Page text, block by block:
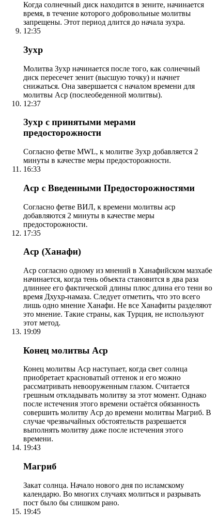
Когда солнечный диск находится в зените, начинается
время, в течение которого добровольные молитвы
запрещены. Этот период длится до начала зухра.
12:35
Зухр
Молитва Зухр начинается после того, как солнечный
диск пересечет зенит (высшую точку) и начнет
снижаться. Она завершается с началом времени для
молитвы Аср (послеобеденной молитвы).
12:37
Зухр с принятыми мерами
предосторожности
Согласно фетве MWL, к молитве Зухр добавляется 2
минуты в качестве меры предосторожности.
16:33
Аср с Введенными Предосторожностями
Согласно фетве ВИЛ, к времени молитвы аср
добавляются 2 минуты в качестве меры
предосторожности.
17:35
Аср (Ханафи)
Аср согласно одному из мнений в Ханафийском мазхабе
начинается, когда тень объекта становится в два раза
длиннее его фактической длины плюс длина его тени во
время Дхухр-намаза. Следует отметить, что это всего
лишь одно мнение Ханафи. Не все Ханафиты разделяют
это мнение. Такие страны, как Турция, не используют
этот метод.
19:09
Конец молитвы Аср
Конец молитвы Аср наступает, когда свет солнца
приобретает красноватый оттенок и его можно
рассматривать невооруженным глазом. Считается
грешным откладывать молитву за этот момент. Однако
после истечения этого времени остаётся обязанность
совершить молитву Аср до времени молитвы Магриб. В
случае чрезвычайных обстоятельств разрешается
выполнять молитву даже после истечения этого
времени.
19:43
Магриб
Закат солнца. Начало нового дня по исламскому
календарю. Во многих случаях молиться и разрывать
пост было бы слишком рано.
19:45